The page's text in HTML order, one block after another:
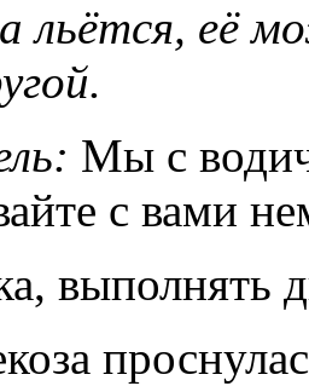
льётся, её
Мы с
с вами
выполнять